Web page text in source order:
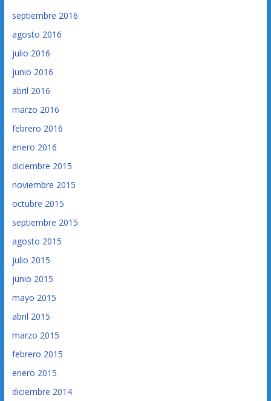
septiembre 2016
agosto 2016
julio 2016
junio 2016
abril 2016
marzo 2016
febrero 2016
enero 2016
diciembre 2015
noviembre 2015
octubre 2015
septiembre 2015
agosto 2015
julio 2015
junio 2015
mayo 2015
abril 2015
marzo 2015
febrero 2015
enero 2015
diciembre 2014